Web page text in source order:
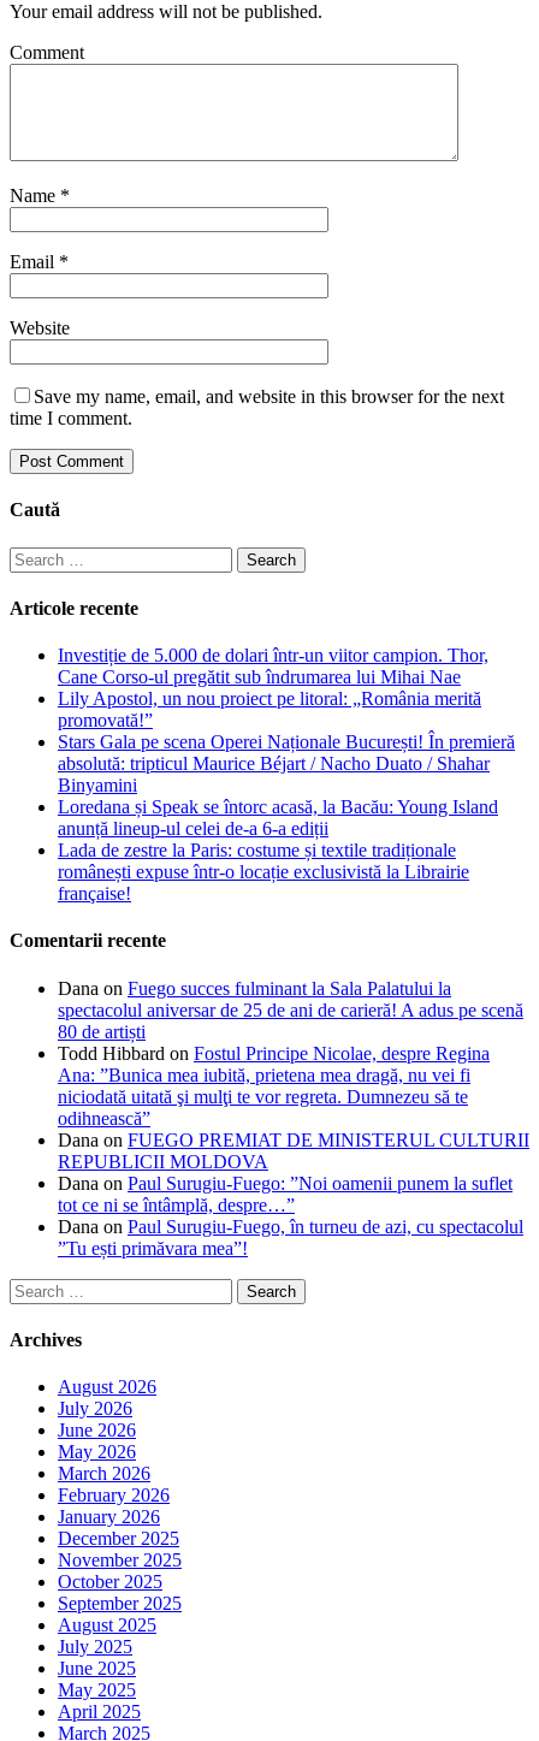
Your email address will not be published.
Comment
Name *
Email *
Website
Save my name, email, and website in this browser for the next
time I comment.
Caută
Search
for:
Articole recente
Investiție de 5.000 de dolari într-un viitor campion. Thor,
Cane Corso-ul pregătit sub îndrumarea lui Mihai Nae
Lily Apostol, un nou proiect pe litoral: „România merită
promovată!”
Stars Gala pe scena Operei Naționale București! În premieră
absolută: tripticul Maurice Béjart / Nacho Duato / Shahar
Binyamini
Loredana și Speak se întorc acasă, la Bacău: Young Island
anunță lineup-ul celei de-a 6-a ediții
Lada de zestre la Paris: costume și textile tradiționale
românești expuse într-o locație exclusivistă la Librairie
française!
Comentarii recente
Dana on Fuego succes fulminant la Sala Palatului la
spectacolul aniversar de 25 de ani de carieră! A adus pe scenă
80 de artiști
Todd Hibbard on Fostul Principe Nicolae, despre Regina
Ana: ”Bunica mea iubită, prietena mea dragă, nu vei fi
niciodată uitată şi mulţi te vor regreta. Dumnezeu să te
odihnească”
Dana on FUEGO PREMIAT DE MINISTERUL CULTURII
REPUBLICII MOLDOVA
Dana on Paul Surugiu-Fuego: ”Noi oamenii punem la suflet
tot ce ni se întâmplă, despre…”
Dana on Paul Surugiu-Fuego, în turneu de azi, cu spectacolul
”Tu ești primăvara mea”!
Search
for:
Archives
August 2026
July 2026
June 2026
May 2026
March 2026
February 2026
January 2026
December 2025
November 2025
October 2025
September 2025
August 2025
July 2025
June 2025
May 2025
April 2025
March 2025